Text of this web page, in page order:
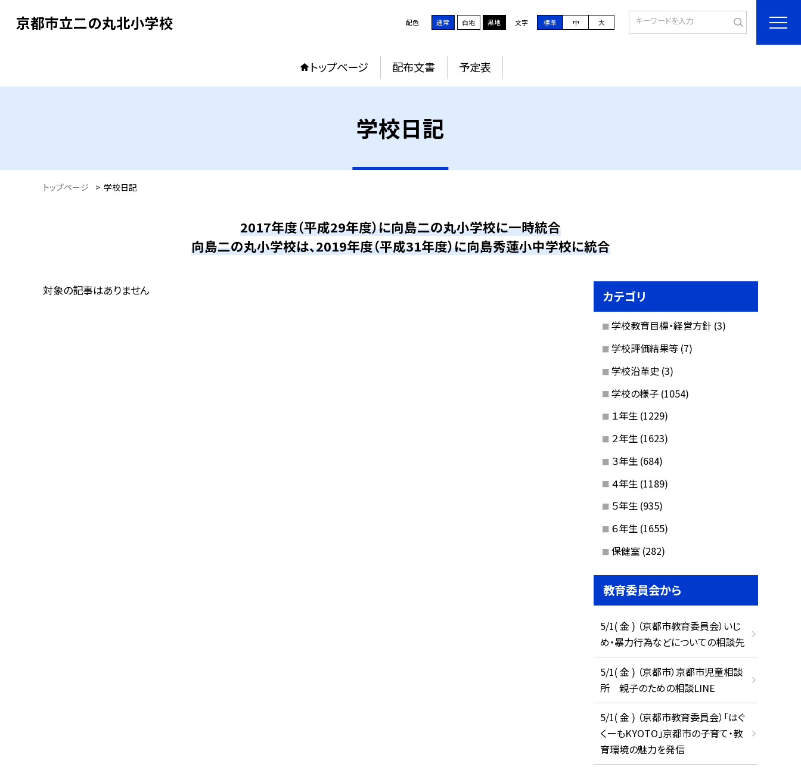
京都市立二の丸北小学校 配色 通常 白地 黒地 文字 標準 中 大
トップページ 配布文書 予定表
学校日記
トップページ > 学校日記
2017年度（平成29年度）に向島二の丸小学校に一時統合
向島二の丸小学校は、2019年度（平成31年度）に向島秀蓮小中学校に統合
対象の記事はありません カテゴリ
学校教育目標・経営方針 (3)
学校評価結果等 (7)
学校沿革史 (3)
学校の様子 (1054)
１年生 (1229)
２年生 (1623)
３年生 (684)
４年生 (1189)
５年生 (935)
６年生 (1655)
保健室 (282)
教育委員会から
5/1( 金 ) （京都市教育委員会）いじ
め・暴力行為などについての相談先
5/1( 金 ) （京都市）京都市児童相談
所 親子のための相談LINE
5/1( 金 ) （京都市教育委員会）「はぐ
くーもKYOTO」京都市の子育て・教
育環境の魅力を発信